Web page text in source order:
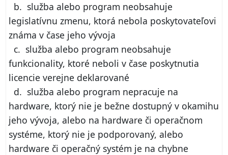
b. služba alebo program neobsahuje
legislatívnu zmenu, ktorá nebola poskytovateľovi
známa v čase jeho vývoja
c. služba alebo program neobsahuje
funkcionality, ktoré neboli v čase poskytnutia
licencie verejne deklarované
d. služba alebo program nepracuje na
hardware, ktorý nie je bežne dostupný v okamihu
jeho vývoja, alebo na hardware či operačnom
systéme, ktorý nie je podporovaný, alebo
hardware či operačný systém je na chybne